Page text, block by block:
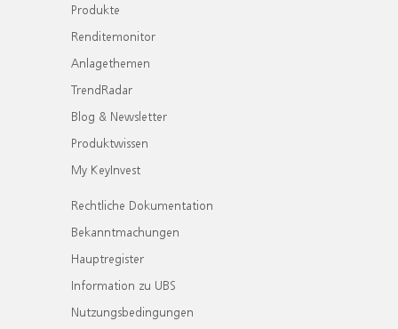
Produkte
Renditemonitor
Anlagethemen
TrendRadar
Blog & Newsletter
Produktwissen
My KeyInvest
Rechtliche Dokumentation
Bekanntmachungen
Hauptregister
Information zu UBS
Nutzungsbedingungen